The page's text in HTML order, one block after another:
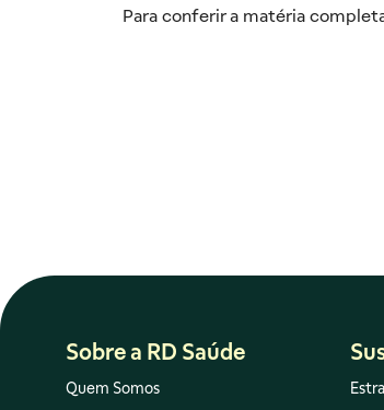
Para conferir a matéria
Sobre a RD Saúde
Quem Somos